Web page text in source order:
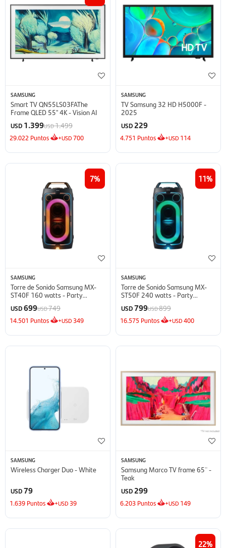
SAMSUNG
Smart TV QN55LS03FAThe
Frame QLED 55'' 4K - Vision AI
USD 1.399USD1.499
29.022 Puntos +USD700
SAMSUNG
TV Samsung 32 HD H5000F -
2025
USD 229
4.751 Puntos +USD 114
7
SAMSUNG
Torre de Sonido Samsung MX-
ST40F 160 watts - Party
USD699USD749
14.501 Puntos +USD 349
11
SAMSUNG
Torre de Sonido Samsung MX-
ST50F 240 watts - Party
USD799USD899
16.575 Puntos +USD400
SAMSUNG
Wireless Charger Duo - White
USD79
1.639 Puntos +USD 39
SAMSUNG
Samsung Marco TV frame 65¨ -
Teak
USD 299
6.203 Puntos +USD 149
22